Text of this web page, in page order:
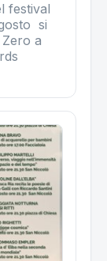
festival
si
a